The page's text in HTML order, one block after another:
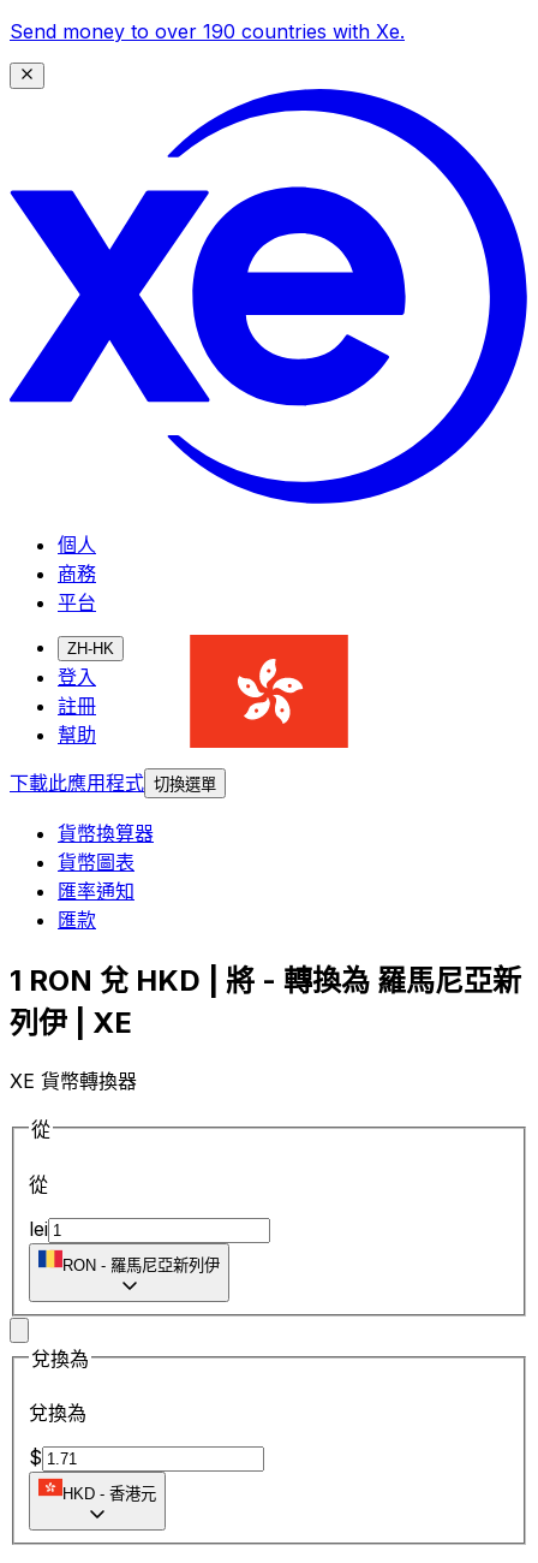
Send money to over 190 countries with Xe.
個人
商務
平台
ZH-HK
登入
註冊
幫助
下載此應用程式 切換選單
貨幣換算器
貨幣圖表
匯率通知
匯款
1 RON 兌 HKD | 將 - 轉換為 羅馬尼亞新
列伊 | XE
XE 貨幣轉換器
從
從
lei
RON - 羅馬尼亞新列伊
兌換為
兌換為
$
HKD - 香港元